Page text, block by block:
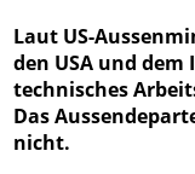
Laut US-
den USA und dem
technisches
Das
nicht.